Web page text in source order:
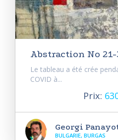
Abstraction No 21-
Le tableau a été crée
COVID à...
Prix:
Georgi
BULGARIE, BURGAS